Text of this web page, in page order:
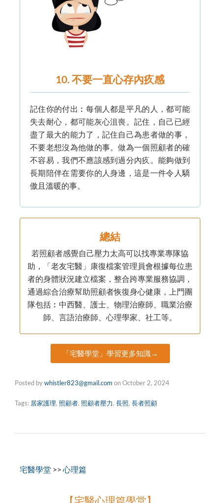
10. 不要一直心存內疚感
記住你的付出︰每個人都是平凡的人，都可能
失去耐心，都可能灰心沮喪。記住，自己已經
盡了最大的能力了，記住自己為患者做的事，
不要老想沒為他做的事。做為一個照顧者的確
不容易，我們不應該感到過分內疚。能夠做到
長期陪伴在需要你的人身邊，這是一件令人驕
傲且溫暖的事。
總結
若照顧者感覺自己壓力太高可以找專業專隊協
助，「老友宅醫」康復檔案管理員會根據每位患
者的身體狀況建立檔案，整合跨專業服務協調，
通過綜合治療幫助照顧者恢復身心健康，上門團
隊包括︰中西醫、護士、物理治療師、職業治療
師、言語治療師、心理學家、社工等。
「宅醫學堂」學習更多知識→
Posted bywhistler823@gmail.com onOctober 2, 2024
Tags: 居家護理, 照顧者, 照顧者壓力, 長照, 長者照顧
宅醫學堂 >> 心理篇
【宅醫心理篇學堂】